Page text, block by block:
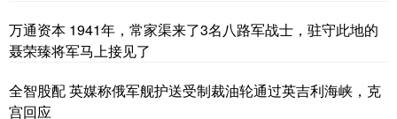
万通资本 1941年，常家渠来了3名八路军战士，驻守此地的
聂荣臻将军马上接见了
全智股配 英媒称俄军舰护送受制裁油轮通过英吉利海峡，克
宫回应